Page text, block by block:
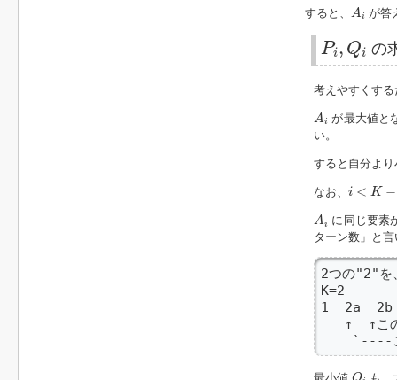
すると、 A i
Ai が答
Pi, Qi
Pi Qi の
考えやすくす
Ai
Ai
が最大値と
い。
すると自分よ
なお、 i < K −
< K −1
Ai
Ai
に同じ要素
ターン数」と
2つの"2"を
K=2
1  2a
↑  ↑こ
`----
Qi